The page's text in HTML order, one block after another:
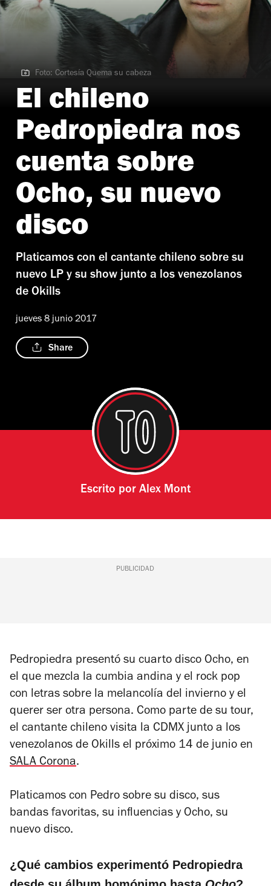
Foto: Cortesía Quema su cabeza
Foto: Cortesía Quema su cabeza
El chileno
Pedropiedra nos
cuenta sobre
Ocho, su nuevo
disco
Platicamos con el cantante chileno sobre su
nuevo LP y su show junto a los venezolanos
de Okills
jueves 8 junio 2017
Share
Escrito por Alex Mont
PUBLICIDAD
Pedropiedra presentó su cuarto disco Ocho, en
el que mezcla la cumbia andina y el rock pop
con letras sobre la melancolía del invierno y el
querer ser otra persona. Como parte de su tour,
el cantante chileno visita la CDMX junto a los
venezolanos de Okills el próximo 14 de junio en
SALA Corona.
Platicamos con Pedro sobre su disco, sus
bandas favoritas, su influencias y Ocho, su
nuevo disco.
¿Qué cambios experimentó Pedropiedra